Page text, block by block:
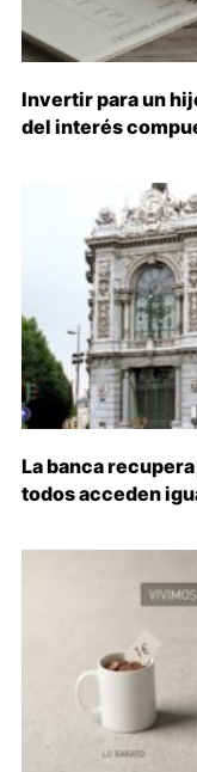
Invertir para un
del interés
La banca
todos acceden